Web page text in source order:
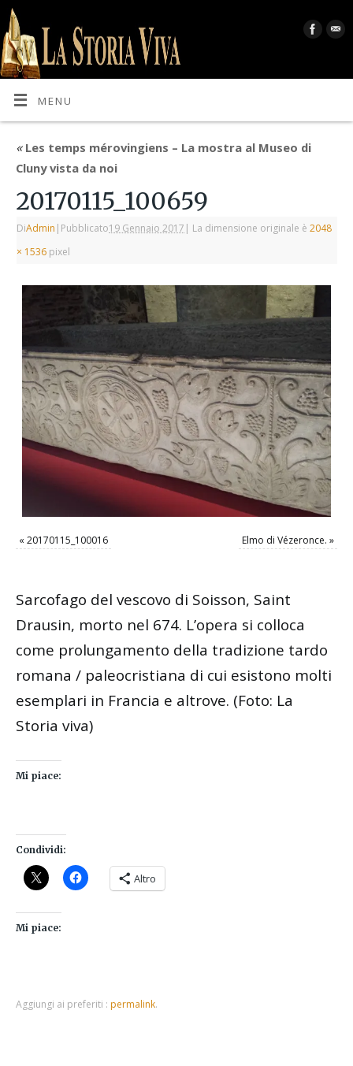
MENU
«Les temps mérovingiens – La mostra al Museo di
Cluny vista da noi
20170115_100659
DiAdmin | Pubblicato19 Gennaio 2017 | La dimensione originale è2048
× 1536 pixel
«20170115_100016 Elmo di Vézeronce. »
Sarcofago del vescovo di Soisson, Saint
Drausin, morto nel 674. L’opera si colloca
come prolungamento della tradizione tardo
romana / paleocristiana di cui esistono molti
esemplari in Francia e altrove. (Foto: La
Storia viva)
Mi piace:
Condividi:
Altro
Mi piace:
Aggiungi ai preferiti : permalink.